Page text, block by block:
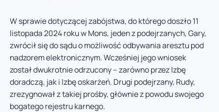
W sprawie dotyczącej zabójstwa, do którego doszło 11
listopada 2024 roku w Mons, jeden z podejrzanych, Gary,
zwrócił się do sądu o możliwość odbywania aresztu pod
nadzorem elektronicznym. Wcześniej jego wniosek
został dwukrotnie odrzucony – zarówno przez Izbę
doradczą, jak i Izbę oskarżeń. Drugi podejrzany, Rudy,
zrezygnował z takiej prośby, głównie z powodu swojego
bogatego rejestru karnego.